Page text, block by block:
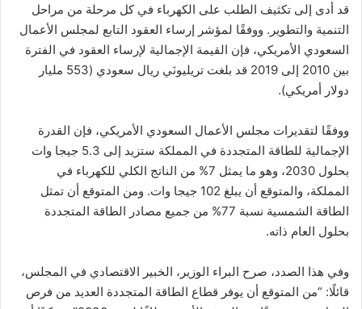
قد أدى إلى تكثيف الطلب على الكهرباء في كل مرحلة من مراحل
التنمية والتطوير. ووفقًا لمؤشر إرساء العقود التابع لمجلس الأعمال
السعودي الأمريكي، فإن القيمة الإجمالية لإرساء العقود في الفترة
بين 2010 إلى 2019 قد بلغت تريليونَي ريال سعودي (553 مليار
دولار أمريكي).
ووفقًا لتقديرات مجلس الأعمال السعودي الأمريكي، فإن القدرة
الإجمالية للطاقة المتجددة في المملكة ستزيد إلى 5.3 جيجا وات
بحلول 2030، وهو ما يمثل 7% من الناتج الكلي للكهرباء في
المملكة، والمتوقع أن يبلغ 102 جيجا وات. ومن المتوقع أن تمثل
الطاقة الشمسية نسبة 77% من جميع مصادر الطاقة المتجددة
بحلول العام ذاته.
وفي هذا الصدد، صرح البراء الوزير، الخبير الاقتصادي في المجلس،
قائلًا: “من المتوقع أن يوفر قطاع الطاقة المتجددة العديد من فرص